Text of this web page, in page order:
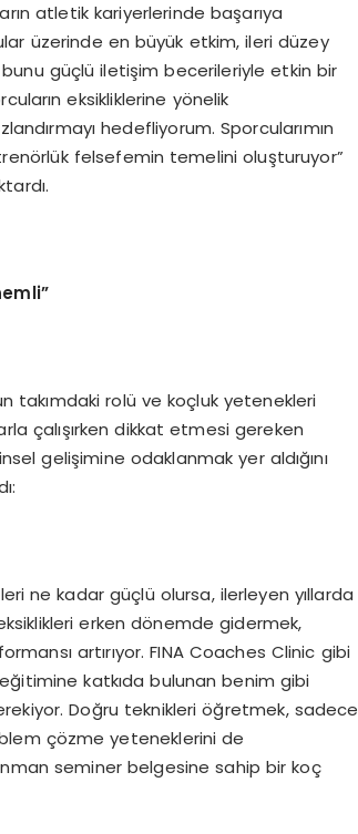
atletik kariyerlerinde başarıya
üzerinde en büyük etkim, ileri düzey
güçlü iletişim becerileriyle etkin bir
eksikliklerine yönelik
hedefliyorum. Sporcularımın
felsefemin temelini oluşturuyor”
takımdaki rolü ve koçluk yetenekleri
çalışırken dikkat etmesi gereken
gelişimine odaklanmak yer aldığını
ne kadar güçlü olursa, ilerleyen yıllarda
erken dönemde gidermek,
artırıyor. FINA Coaches Clinic gibi
katkıda bulunan benim gibi
Doğru teknikleri öğretmek, sadece
çözme yeteneklerini de
seminer belgesine sahip bir koç